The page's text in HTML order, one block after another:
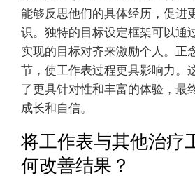
能够反思他们的具体经历，促进
识。独特的目标设定框架可以通
实现的目标对齐来激励个人。正
节，使工作表过程更具影响力。
了更具针对性和丰富的体验，最
成长和自信。
将工作表与其他治疗
何改善结果？